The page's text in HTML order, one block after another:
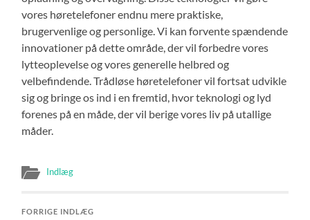
vores høretelefoner endnu mere praktiske,
brugervenlige og personlige. Vi kan forvente spændende
innovationer på dette område, der vil forbedre vores
lytteoplevelse og vores generelle helbred og
velbefindende. Trådløse høretelefoner vil fortsat udvikle
sig og bringe os ind i en fremtid, hvor teknologi og lyd
forenes på en måde, der vil berige vores liv på utallige
måder.
Indlæg
FORRIGE INDLÆG